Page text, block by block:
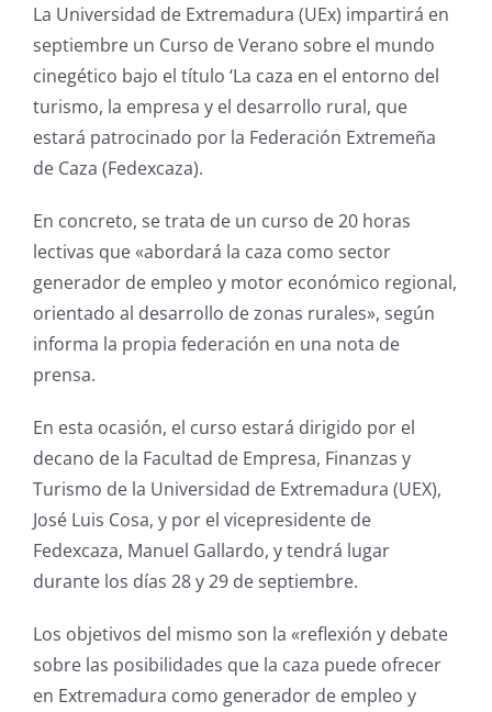
La Universidad de Extremadura (UEx) impartirá en
septiembre un Curso de Verano sobre el mundo
cinegético bajo el título ‘La caza en el entorno del
turismo, la empresa y el desarrollo rural, que
estará patrocinado por la Federación Extremeña
de Caza (Fedexcaza).
En concreto, se trata de un curso de 20 horas
lectivas que «abordará la caza como sector
generador de empleo y motor económico regional,
orientado al desarrollo de zonas rurales», según
informa la propia federación en una nota de
prensa.
En esta ocasión, el curso estará dirigido por el
decano de la Facultad de Empresa, Finanzas y
Turismo de la Universidad de Extremadura (UEX),
José Luis Cosa, y por el vicepresidente de
Fedexcaza, Manuel Gallardo, y tendrá lugar
durante los días 28 y 29 de septiembre.
Los objetivos del mismo son la «reflexión y debate
sobre las posibilidades que la caza puede ofrecer
en Extremadura como generador de empleo y